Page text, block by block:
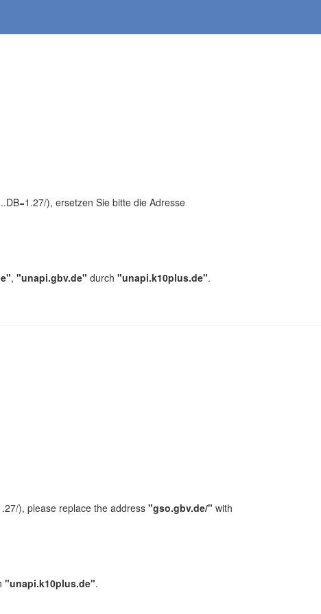
), ersetzen Sie bitte die Adresse
, "unapi.gbv.de" durch "unapi.k10plus.de".
), please replace the address "gso.gbv.de/" with
"unapi.k10plus.de".